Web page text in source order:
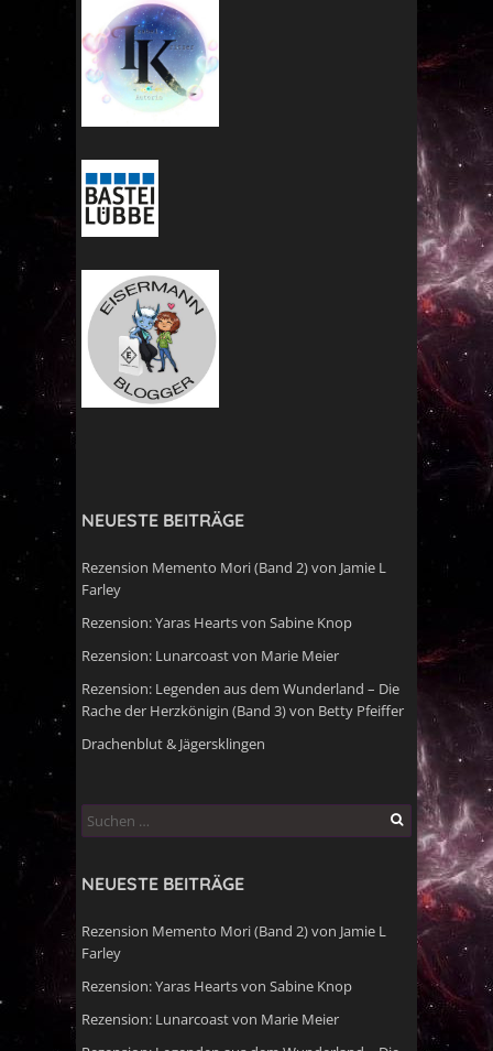
NEUESTE BEITRÄGE
Rezension Memento Mori (Band 2) von Jamie L
Farley
Rezension: Yaras Hearts von Sabine Knop
Rezension: Lunarcoast von Marie Meier
Rezension: Legenden aus dem Wunderland – Die
Rache der Herzkönigin (Band 3) von Betty Pfeiffer
Drachenblut & Jägersklingen
Suchen
nach:
NEUESTE BEITRÄGE
Rezension Memento Mori (Band 2) von Jamie L
Farley
Rezension: Yaras Hearts von Sabine Knop
Rezension: Lunarcoast von Marie Meier